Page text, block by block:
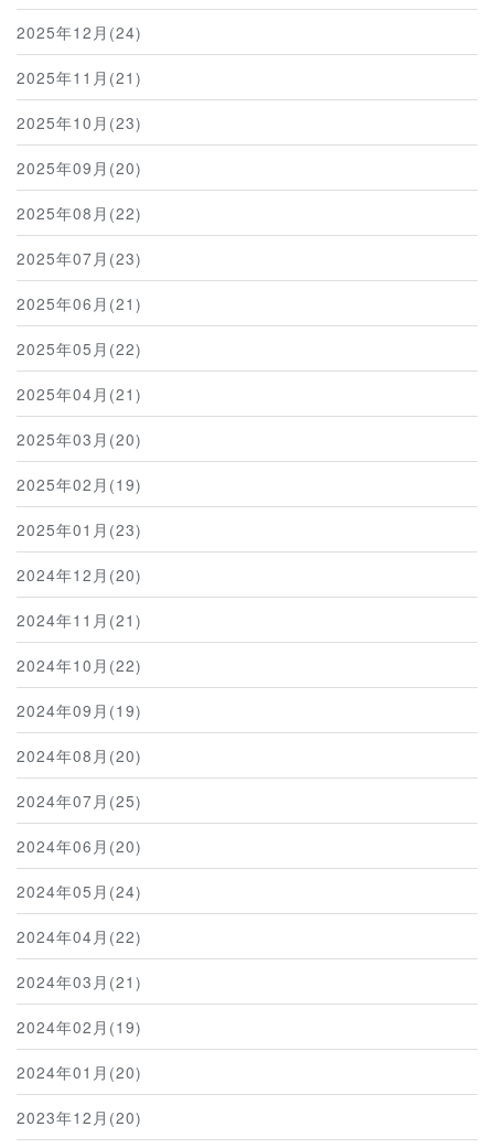
2025年12月(24)
2025年11月(21)
2025年10月(23)
2025年09月(20)
2025年08月(22)
2025年07月(23)
2025年06月(21)
2025年05月(22)
2025年04月(21)
2025年03月(20)
2025年02月(19)
2025年01月(23)
2024年12月(20)
2024年11月(21)
2024年10月(22)
2024年09月(19)
2024年08月(20)
2024年07月(25)
2024年06月(20)
2024年05月(24)
2024年04月(22)
2024年03月(21)
2024年02月(19)
2024年01月(20)
2023年12月(20)